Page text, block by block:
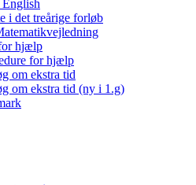
i det treårige forløb
hjælp
for hjælp
om ekstra tid
om ekstra tid (ny i 1.g)